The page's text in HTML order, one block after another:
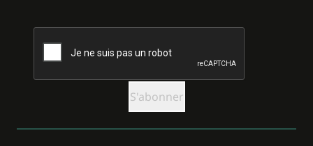
CAPTCHA